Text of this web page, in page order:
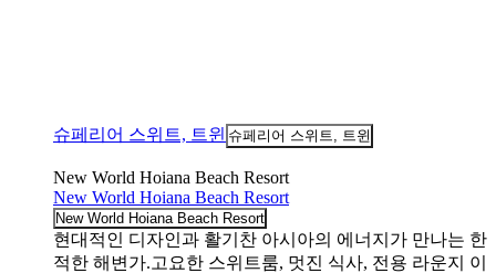
슈페리어 스위트, 트윈 슈페리어 스위트, 트윈
New World Hoiana Beach Resort
New World Hoiana Beach Resort
New World Hoiana Beach Resort
현대적인 디자인과 활기찬 아시아의 에너지가 만나는 한
적한 해변가.고요한 스위트룸, 멋진 식사, 전용 라운지 이